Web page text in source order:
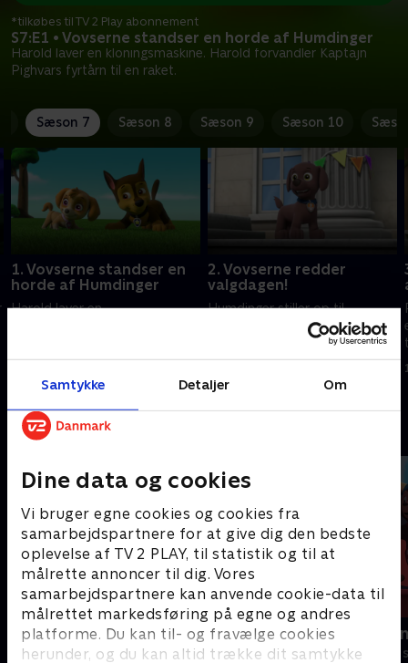
Samtykke Detaljer Om
Dine data og cookies
Vi bruger egne cookies og cookies fra
samarbejdspartnere for at give dig den bedste
oplevelse af TV 2 PLAY, til statistik og til at
målrette annoncer til dig. Vores
samarbejdspartnere kan anvende cookie-data til
målrettet markedsføring på egne og andres
platforme. Du kan til- og fravælge cookies
herunder, og du kan altid trække dit samtykke
S7:E1 • Vovserne standser en horde af Humdinger
Harold laver en kloningsmaskine. Harold forvandler Kaptajn
Pighvars fyrtårn til en raket.
*tilkøbes til TV 2 Play abonnement
Sæson 7 Sæson 8 Sæson 9 Sæson 10
1. Vovserne standser en
horde af Humdinger
Harold laver en
fyrtårn til en raket.
1. januar 2023 • 22 min
2. Vovserne redder
valgdagen!
Humdinger stiller op til
borgmesterposten i Adventure
Bay. En gruppe aber er i
problemer.
1. januar 2023 • 22 min
Andre så også
Gurli Gris
Børneserier • 4 sæsoner
Rasmus
Børneserier • 3